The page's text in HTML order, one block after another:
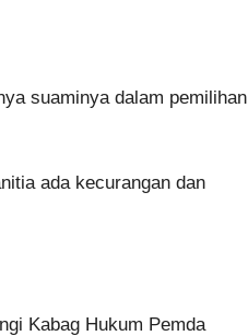
suaminya dalam pemilihan
ada kecurangan dan
Kabag Hukum Pemda